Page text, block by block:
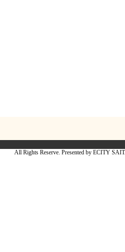
All Rights Reserve. Presented by ECITY